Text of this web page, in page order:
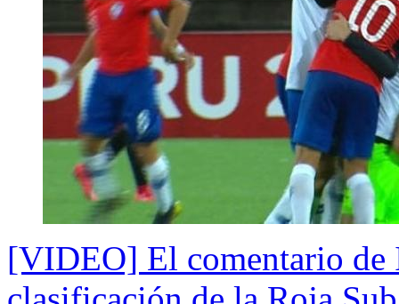
[VIDEO] El comentario de